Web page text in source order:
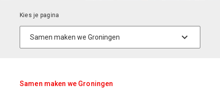
Samen maken we Groningen